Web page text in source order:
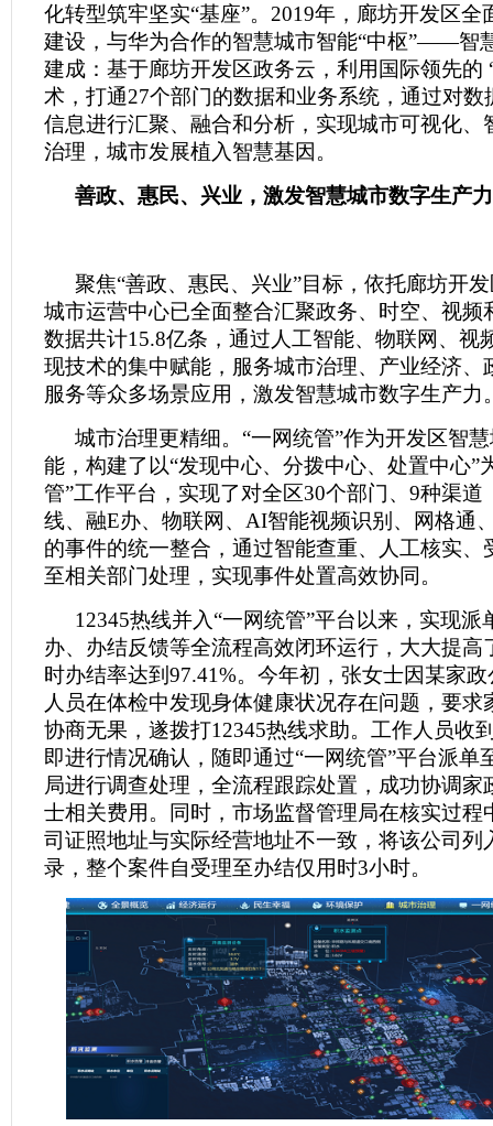
化转型筑牢坚实“基座”。2019年，廊坊开发区全
建设，与华为合作的智慧城市智能“中枢”——智
建成：基于廊坊开发区政务云，利用国际领先的
术，打通27个部门的数据和业务系统，通过对数
信息进行汇聚、融合和分析，实现城市可视化、
治理，城市发展植入智慧基因。
善政、惠民、兴业，激发智慧城市数字生产力
聚焦“善政、惠民、兴业”目标，依托廊坊开
城市运营中心已全面整合汇聚政务、时空、视频
数据共计15.8亿条，通过人工智能、物联网、视
现技术的集中赋能，服务城市治理、产业经济、
服务等众多场景应用，激发智慧城市数字生产力
城市治理更精细。“一网统管”作为开发区智
能，构建了以“发现中心、分拨中心、处置中心”
管”工作平台，实现了对全区30个部门、9种渠道
线、融E办、物联网、AI智能视频识别、网格通
的事件的统一整合，通过智能查重、人工核实、
至相关部门处理，实现事件处置高效协同。
12345热线并入“一网统管”平台以来，实现派
办、办结反馈等全流程高效闭环运行，大大提高
时办结率达到97.41%。今年初，张女士因某家
人员在体检中发现身体健康状况存在问题，要求
协商无果，遂拨打12345热线求助。工作人员收
即进行情况确认，随即通过“一网统管”平台派单
局进行调查处理，全流程跟踪处置，成功协调家
士相关费用。同时，市场监督管理局在核实过程
司证照地址与实际经营地址不一致，将该公司列
录，整个案件自受理至办结仅用时3小时。